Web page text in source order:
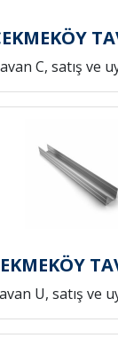
C, satış ve
U, satış ve